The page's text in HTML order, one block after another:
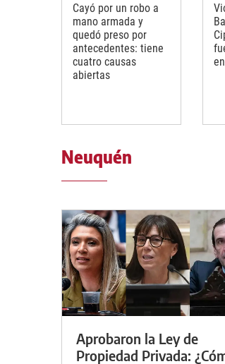
Cayó por un robo a
mano armada y
quedó preso por
antecedentes: tiene
cuatro causas
abiertas
Neuquén
Aprobaron la Ley de
Propiedad Privada: